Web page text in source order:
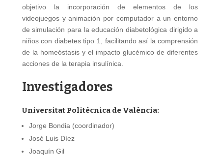
objetivo la incorporación de elementos de los
videojuegos y animación por computador a un entorno
de simulación para la educación diabetológica dirigido a
niños con diabetes tipo 1, facilitando así la comprensión
de la homeóstasis y el impacto glucémico de diferentes
acciones de la terapia insulínica.
Investigadores
Universitat Politècnica de València:
Jorge Bondia (coordinador)
José Luis Díez
Joaquín Gil